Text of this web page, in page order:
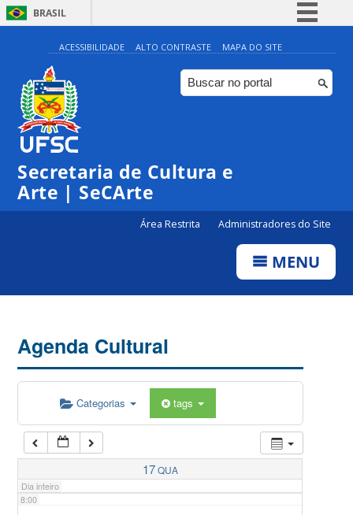
BRASIL
Simplifique!
Comunica BR
Participe
ACESSIBILIDADE ALTO CONTRASTE MAPA DO SITE
Secretaria de Cultura e
Arte | SeCArte
Área Restrita Administradores do Site
MENU
Agenda Cultural
Categorias tags
17QUA
Dia inteiro
0:00
1:00
5:00
7:00
8:00